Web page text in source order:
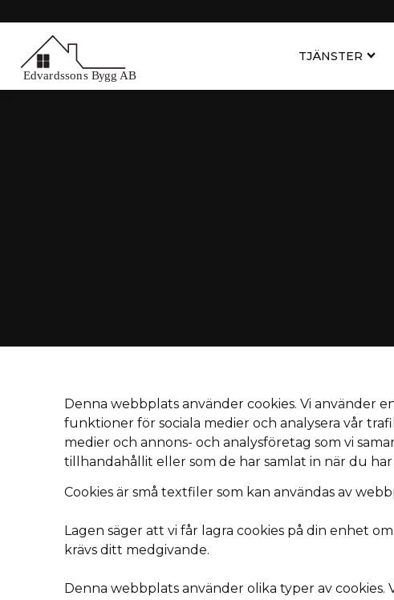
TJÄNSTER
Denna webbplats använder cookies. Vi använder
funktioner för sociala medier och analysera vår
medier och annons- och analysföretag som vi
tillhandahållit eller som de har samlat in när du
Cookies är små textfiler som kan användas av
Lagen säger att vi får lagra cookies på din enhet
krävs ditt medgivande.
Denna webbplats använder olika typer av cookies.